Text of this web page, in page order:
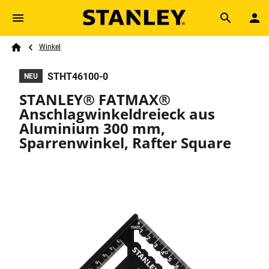
Skip to main content
Search
Breadcrumb
Winkel
NEU STHT46100-0
STANLEY® FATMAX®
Anschlagwinkeldreieck aus
Aluminium 300 mm,
Sparrenwinkel, Rafter Square